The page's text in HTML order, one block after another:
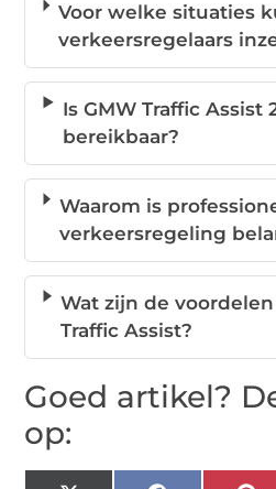
Voor welke situaties
verkeersregelaars
Is GMW Traffic Assist
bereikbaar?
Waarom is
verkeersregeling
Wat zijn de voordelen
Traffic Assist?
Goed artikel?
op: